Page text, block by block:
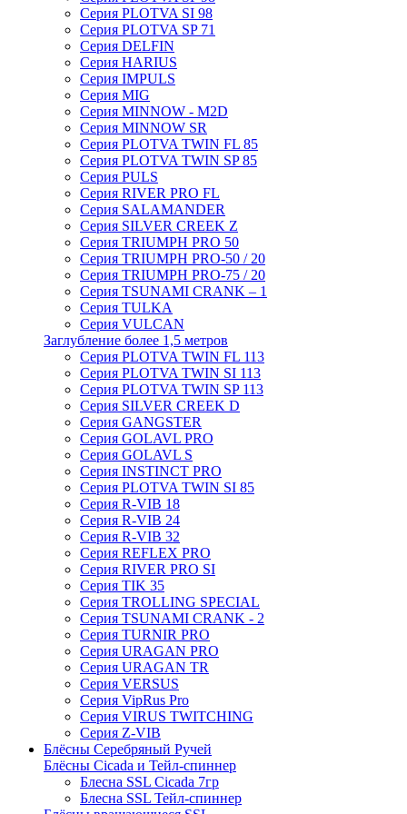
Серия PLOTVA SI 98
Серия PLOTVA SP 71
Серия DELFIN
Серия HARIUS
Серия IMPULS
Серия MIG
Серия MINNOW - M2D
Серия MINNOW SR
Серия PLOTVA TWIN FL 85
Серия PLOTVA TWIN SP 85
Серия PULS
Серия RIVER PRO FL
Серия SALAMANDER
Серия SILVER CREEK Z
Серия TRIUMPH PRO 50
Серия TRIUMPH PRO-50 / 20
Серия TRIUMPH PRO-75 / 20
Серия TSUNAMI CRANK – 1
Серия TULKA
Серия VULCAN
Заглубление более 1,5 метров
Серия PLOTVA TWIN FL 113
Серия PLOTVA TWIN SI 113
Серия PLOTVA TWIN SP 113
Серия SILVER CREEK D
Серия GANGSTER
Серия GOLAVL PRO
Серия GOLAVL S
Серия INSTINCT PRO
Серия PLOTVA TWIN SI 85
Серия R-VIB 18
Серия R-VIB 24
Серия R-VIB 32
Серия REFLEX PRO
Серия RIVER PRO SI
Серия TIK 35
Серия TROLLING SPECIAL
Серия TSUNAMI CRANK - 2
Серия TURNIR PRO
Серия URAGAN PRO
Серия URAGAN TR
Серия VERSUS
Серия VipRus Pro
Серия VIRUS TWITCHING
Серия Z-VIB
Блёсны Серебряный Ручей
Блёсны Cicada и Тейл-спиннер
Блесна SSL Cicada 7гр
Блесна SSL Тейл-спиннер